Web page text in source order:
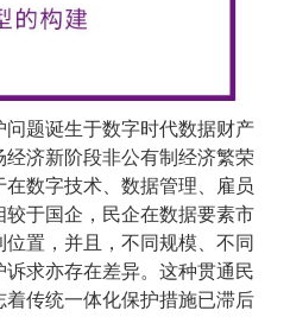
题诞生于数字时代数据财产
济新阶段非公有制经济繁荣
数字技术、数据管理、雇员
于国企，民企在数据要素市
置，并且，不同规模、不同
求亦存在差异。这种贯通民
传统一体化保护措施已滞后